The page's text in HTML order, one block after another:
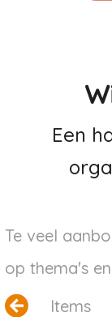
Een
Te veel
op thema's
Items